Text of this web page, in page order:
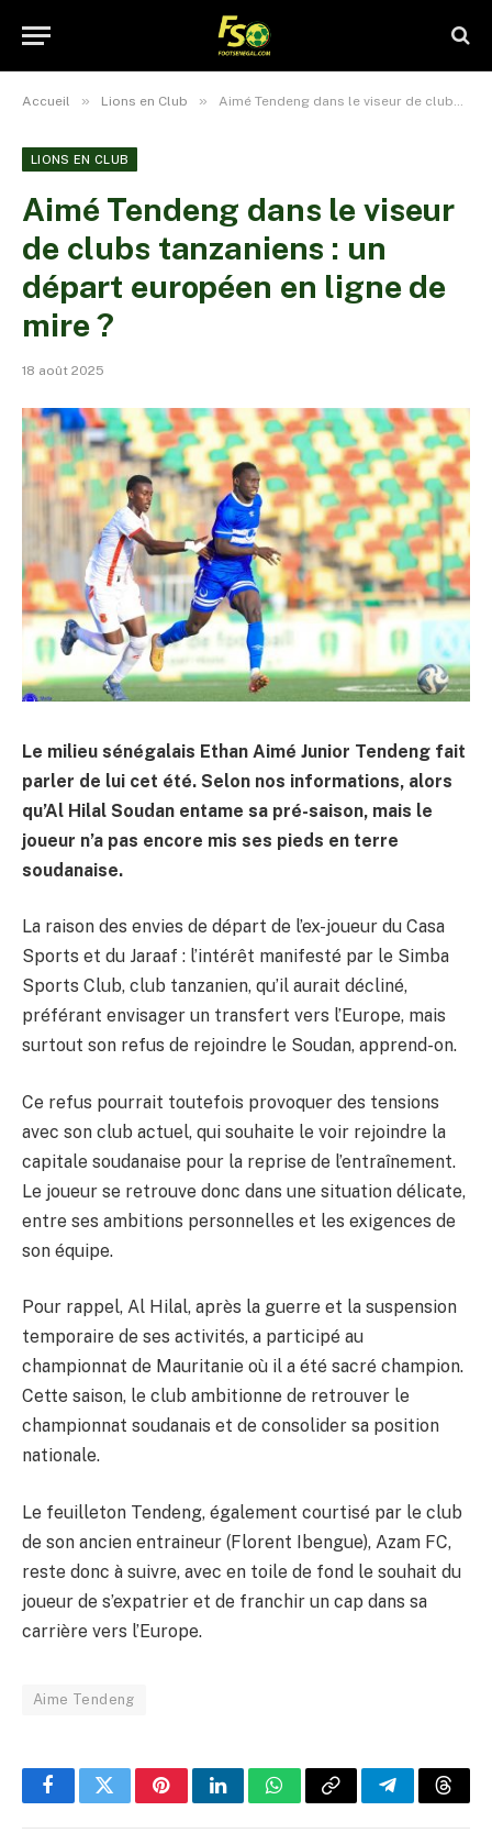
Accueil » Lions en Club » Aimé Tendeng dans le viseur de clubs tanzaniens : un départ européen en ligne de mire ?
LIONS EN CLUB
Aimé Tendeng dans le viseur
de clubs tanzaniens : un
départ européen en ligne de
mire ?
18 août 2025
Le milieu sénégalais Ethan Aimé Junior Tendeng fait
parler de lui cet été. Selon nos informations, alors
qu’Al Hilal Soudan entame sa pré-saison, mais le
joueur n’a pas encore mis ses pieds en terre
soudanaise.
La raison des envies de départ de l’ex-joueur du Casa
Sports et du Jaraaf : l’intérêt manifesté par le Simba
Sports Club, club tanzanien, qu’il aurait décliné,
préférant envisager un transfert vers l’Europe, mais
surtout son refus de rejoindre le Soudan, apprend-on.
Ce refus pourrait toutefois provoquer des tensions
avec son club actuel, qui souhaite le voir rejoindre la
capitale soudanaise pour la reprise de l’entraînement.
Le joueur se retrouve donc dans une situation délicate,
entre ses ambitions personnelles et les exigences de
son équipe.
Pour rappel, Al Hilal, après la guerre et la suspension
temporaire de ses activités, a participé au
championnat de Mauritanie où il a été sacré champion.
Cette saison, le club ambitionne de retrouver le
championnat soudanais et de consolider sa position
nationale.
Le feuilleton Tendeng, également courtisé par le club
de son ancien entraineur (Florent Ibengue), Azam FC,
reste donc à suivre, avec en toile de fond le souhait du
joueur de s’expatrier et de franchir un cap dans sa
carrière vers l’Europe.
Aime Tendeng
FacebookTwitterPinterestLinkedInWhatsApp
Copy
Telegram